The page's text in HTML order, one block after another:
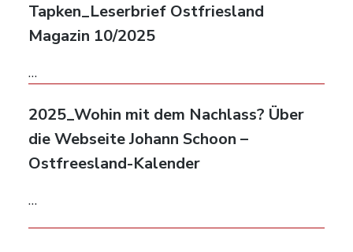
Tapken_Leserbrief Ostfriesland
Magazin 10/2025
…
2025_Wohin mit dem Nachlass? Über
die Webseite Johann Schoon –
Ostfreesland-Kalender
…